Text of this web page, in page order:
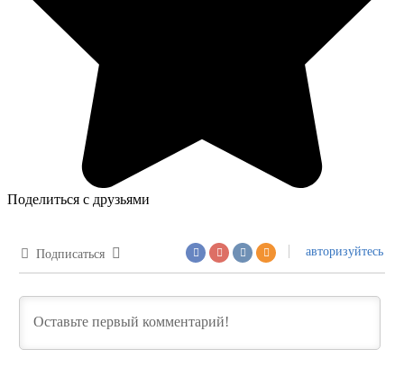
Поделиться с друзьями
Подписаться авторизуйтесь